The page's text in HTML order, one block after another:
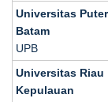
Universitas
Batam
UPB
Universitas Riau
Kepulauan